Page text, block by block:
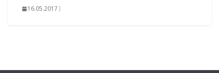
16.05.2017